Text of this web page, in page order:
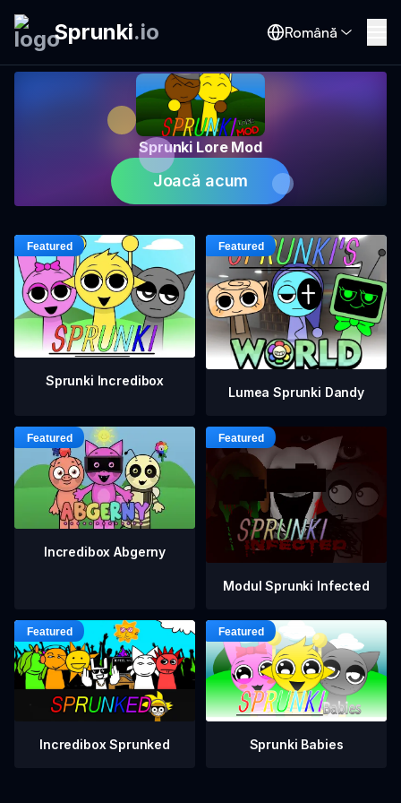
Sprunki.io Română
Sprunki Lore Mod
Joacă acum
Sprunki Incredibox
Lumea Sprunki Dandy
Incredibox Abgerny
Modul Sprunki Infected
Incredibox Sprunked Sprunki Babies